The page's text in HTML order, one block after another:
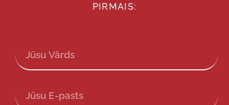
PIRMAIS: